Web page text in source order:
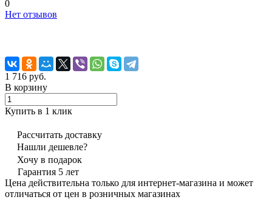
0
Нет отзывов
1 716 руб.
В корзину
Купить в 1 клик
Рассчитать доставку
Нашли дешевле?
Хочу в подарок
Гарантия 5 лет
Цена действительна только для интернет-магазина и может
отличаться от цен в розничных магазинах